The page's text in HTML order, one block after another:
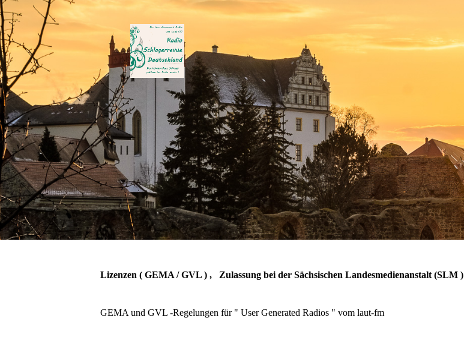
Lizenzen ( GEMA / GVL ) , Zulassung bei der Sächsischen Landesmedienanstalt (SLM )
GEMA und GVL -Regelungen für " User Generated Radios " vom laut-fm